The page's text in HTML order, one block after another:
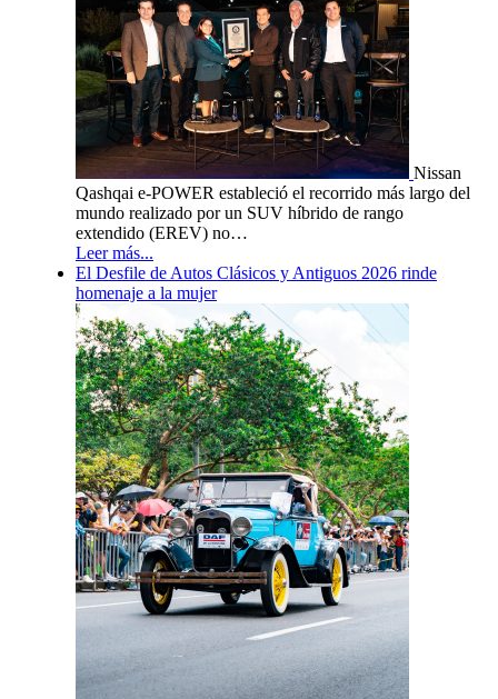
Nissan
Qashqai e-POWER estableció el recorrido más largo del
mundo realizado por un SUV híbrido de rango
extendido (EREV) no…
Leer más...
El Desfile de Autos Clásicos y Antiguos 2026 rinde
homenaje a la mujer